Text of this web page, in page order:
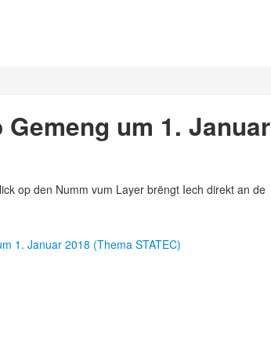
um 1. Januar
op den Numm vum Layer brëngt Iech direkt an de
1. Januar 2018 (Thema STATEC)